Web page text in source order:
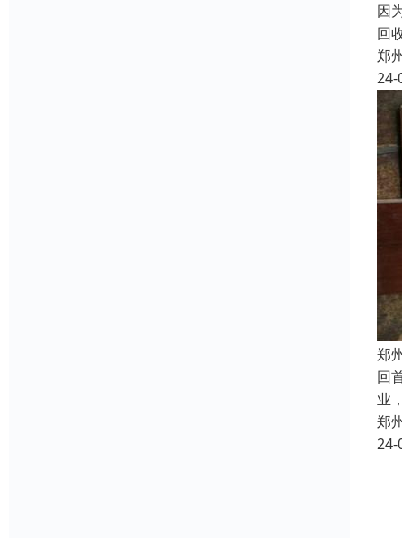
因
回
郑
24-
郑
回
业
郑
24-